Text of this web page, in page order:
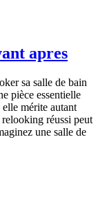
apres
sa salle de bain
pièce essentielle
mérite autant
réussi peut
une salle de